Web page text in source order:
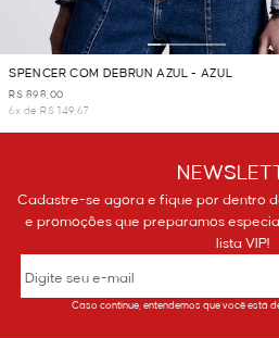
SPENCER COM DEBRUN AZUL - AZUL
R$ 898,00
6x de R$ 149,67
Cadastre-se agora e fique por dentro
e promoções que preparamos
lista VIP!
Caso continue, entendemos que você está